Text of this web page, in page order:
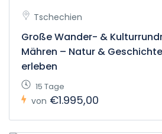
Tschechien
Große Wander- &
Mähren – Natur &
erleben
15 Tage
von €1.995,00